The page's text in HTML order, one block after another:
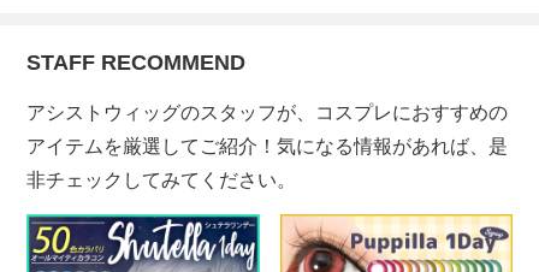
STAFF RECOMMEND
アシストウィッグのスタッフが、コスプレにおすすめの
アイテムを厳選してご紹介！気になる情報があれば、是
非チェックしてみてください。